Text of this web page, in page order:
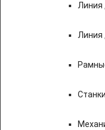
Линия
Линия